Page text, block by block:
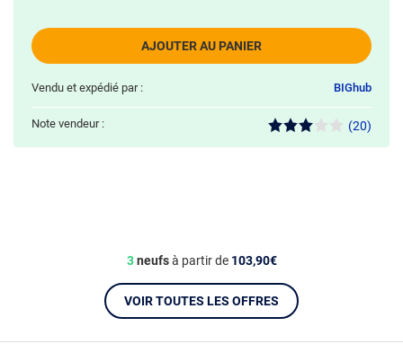
AJOUTER AU PANIER
Vendu et expédié par : BIGhub
Note vendeur : (20)
3neufsà partir de 103,90€
VOIR TOUTES LES OFFRES